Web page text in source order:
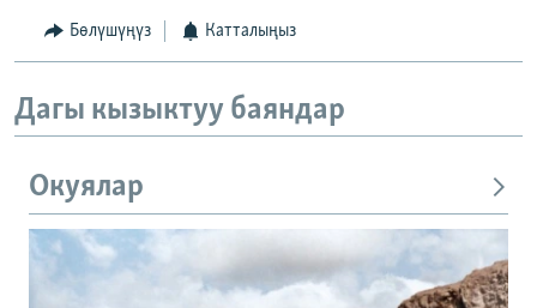
Бөлүшүңүз Катталыңыз
Дагы кызыктуу баяндар
Окуялар